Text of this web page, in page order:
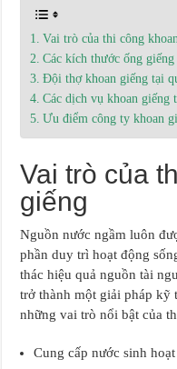
Vai trò của thi công
Các kích thước ống giếng
Đội thợ khoan giếng tại
Các dịch vụ khoan giếng
Ưu điểm công ty khoan
Vai trò của
giếng
Nguồn nước ngầm luôn
phần duy trì hoạt động
thác hiệu quả nguồn tài
trở thành một giải pháp kỹ
những vai trò nổi bật của
Cung cấp nước sinh